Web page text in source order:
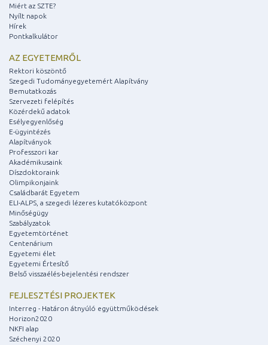
Miért az SZTE?
Nyílt napok
Hírek
Pontkalkulátor
AZ EGYETEMRŐL
Rektori köszöntő
Szegedi Tudományegyetemért Alapítvány
Bemutatkozás
Szervezeti felépítés
Közérdekű adatok
Esélyegyenlőség
E-ügyintézés
Alapítványok
Professzori kar
Akadémikusaink
Díszdoktoraink
Olimpikonjaink
Családbarát Egyetem
ELI-ALPS, a szegedi lézeres kutatóközpont
Minőségügy
Szabályzatok
Egyetemtörténet
Centenárium
Egyetemi élet
Egyetemi Értesítő
Belső visszaélés-bejelentési rendszer
FEJLESZTÉSI PROJEKTEK
Interreg - Határon átnyúló együttműködések
Horizon2020
NKFI alap
Széchenyi 2020